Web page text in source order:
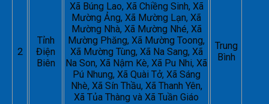
2
Tỉnh
Điện
Biên
Xã Búng Lao, Xã Chiềng Sinh, Xã
Mường Ảng, Xã Mường Lạn, Xã
Mường Nhà, Xã Mường Nhé, Xã
Mường Phăng, Xã Mường Toong,
Xã Mường Tùng, Xã Na Sang, Xã
Na Son, Xã Nậm Kè, Xã Pu Nhi, Xã
Pú Nhung, Xã Quài Tở, Xã Sáng
Nhè, Xã Sín Thầu, Xã Thanh Yên,
Xã Tủa Thàng và Xã Tuần Giáo
Trung
Bình